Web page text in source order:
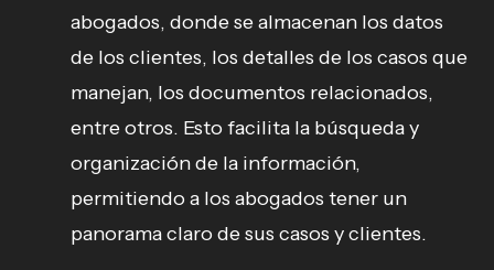
abogados, donde se almacenan los datos
de los clientes, los detalles de los casos que
manejan, los documentos relacionados,
entre otros. Esto facilita la búsqueda y
organización de la información,
permitiendo a los abogados tener un
panorama claro de sus casos y clientes.